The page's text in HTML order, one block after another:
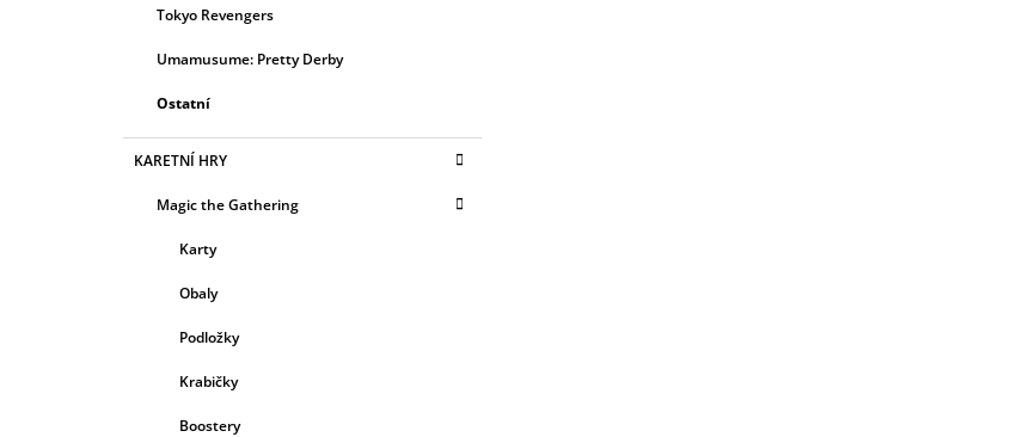
Tokyo Revengers
Umamusume: Pretty Derby
Ostatní
KARETNÍ HRY
Magic the Gathering
Karty
Obaly
Podložky
Krabičky
Boostery